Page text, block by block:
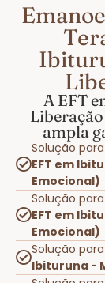
A EFT
ampla
Solução
EFT em
Emocional)
Solução
EFT em
Emocional)
Solução
Ibituruna -